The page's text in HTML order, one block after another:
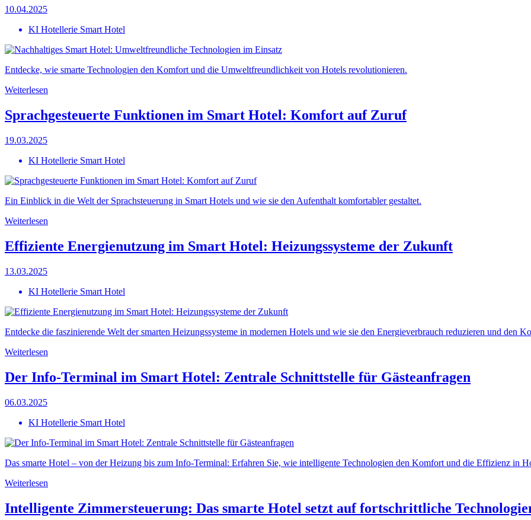
10.04.2025
KI Hotellerie Smart Hotel
Entdecke, wie smarte Technologien den Komfort und die Umweltfreundlichkeit von Hotels revolutionieren.
Weiterlesen
Sprachgesteuerte Funktionen im Smart Hotel: Komfort auf Zuruf
19.03.2025
KI Hotellerie Smart Hotel
Ein Einblick in die Welt der Sprachsteuerung in Smart Hotels und wie sie den Aufenthalt komfortabler gestaltet.
Weiterlesen
Effiziente Energienutzung im Smart Hotel: Heizungssysteme der Zukunft
13.03.2025
KI Hotellerie Smart Hotel
Entdecke die faszinierende Welt der smarten Heizungssysteme in modernen Hotels und wie sie den Energieverbrauch reduzieren und den
Weiterlesen
Der Info-Terminal im Smart Hotel: Zentrale Schnittstelle für Gästeanfragen
06.03.2025
KI Hotellerie Smart Hotel
Das smarte Hotel – von der Heizung bis zum Info-Terminal: Erfahren Sie, wie intelligente Technologien den Komfort und die Effizienz in
Weiterlesen
Intelligente Zimmersteuerung: Das smarte Hotel setzt auf fortschrittliche